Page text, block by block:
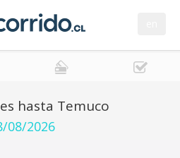
hasta Temuco
08/2026